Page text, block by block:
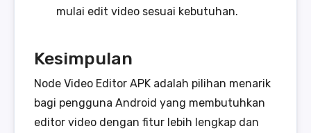
mulai edit video sesuai kebutuhan.
Kesimpulan
Node Video Editor APK adalah pilihan menarik
bagi pengguna Android yang membutuhkan
editor video dengan fitur lebih lengkap dan